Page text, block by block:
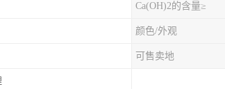
Ca(OH)2的含量≥
颜色/外观
可售卖地